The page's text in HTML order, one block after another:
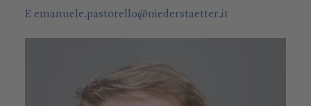
E emanuele.pastorello@niederstaetter.it